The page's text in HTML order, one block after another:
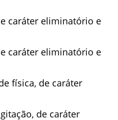
caráter eliminatório e
caráter eliminatório e
física, de caráter
de caráter